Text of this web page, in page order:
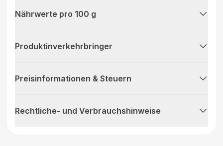
Nährwerte pro 100 g
Produktinverkehrbringer
Preisinformationen & Steuern
Rechtliche- und Verbrauchshinweise